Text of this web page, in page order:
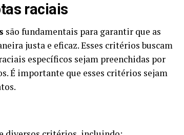
raciais
são fundamentais para garantir que as
justa e eficaz. Esses critérios buscam
específicos sejam preenchidas por
É importante que esses critérios sejam